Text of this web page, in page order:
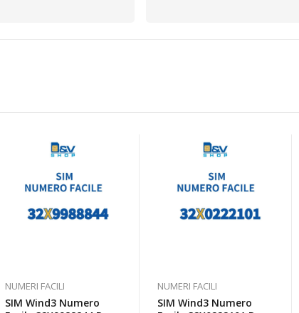
NUMERI FACILI
SIM Wind3 Numero
NUMERI FACILI
SIM Wind3 Numero